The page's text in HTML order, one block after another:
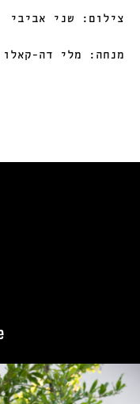
צילום: שני אביבי
מנחה: מלי דה-קאלו